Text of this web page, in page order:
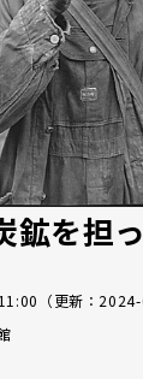
鉱を担
（更新：